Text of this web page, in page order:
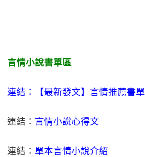
言情小說書單區
連結：【最新發文】 言情推薦書單
連結： 言情小說心得文
連結： 單本言情小說介紹